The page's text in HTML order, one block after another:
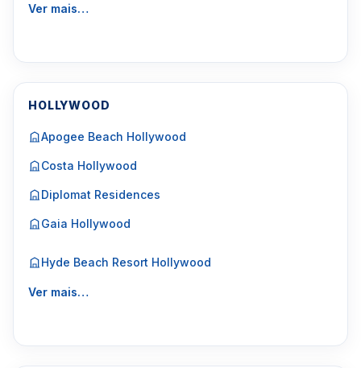
Ver mais…
HOLLYWOOD
Apogee Beach Hollywood
Costa Hollywood
Diplomat Residences
Gaia Hollywood
Hyde Beach Resort Hollywood
Ver mais…